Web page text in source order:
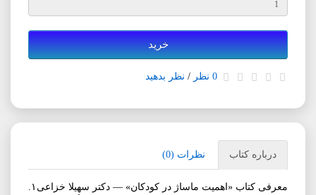
خرید
0 نظر / نظر بدهید
درباره کتاب نظرات (0)
معرفی کتاب «اهمیت ماساژ در کودکان» — دکتر سهیلا خزاعی۱.